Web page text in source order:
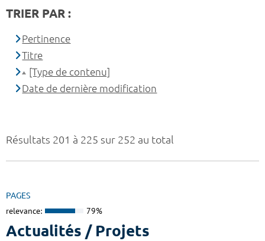
Résultats 201 à 225 sur 252 au total
PAGES
relevance: 79%
Actualités / Projets
TRIER PAR :
Pertinence
Titre
[Type de contenu]
Date de dernière modification